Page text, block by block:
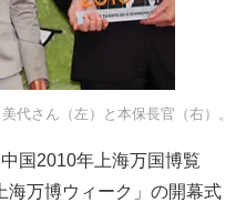
代さん（左）と本保長官（右）。
国2010年上海万国博覧
海万博ウィーク」の開幕式